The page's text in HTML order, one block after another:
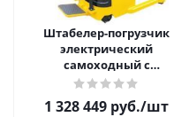
Штабелер-погрузчик
электрический
самоходный с
платформой TOR 1,5 т 3,0
м CQDH15A-I
1 328 449 руб./шт